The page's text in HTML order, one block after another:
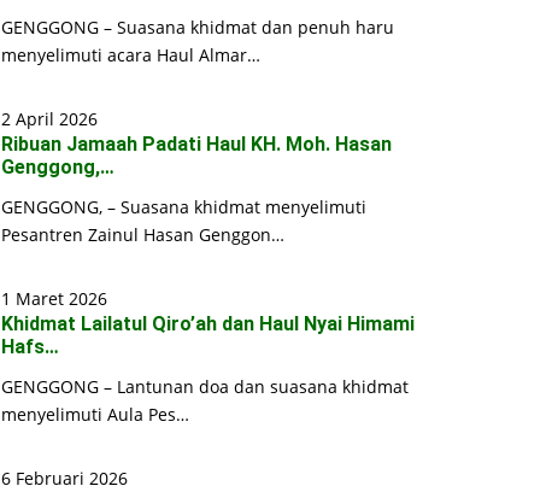
GENGGONG – Suasana khidmat dan penuh haru
menyelimuti acara Haul Almar…
2 April 2026
Ribuan Jamaah Padati Haul KH. Moh. Hasan
Genggong,…
GENGGONG, – Suasana khidmat menyelimuti
Pesantren Zainul Hasan Genggon…
1 Maret 2026
Khidmat Lailatul Qiro’ah dan Haul Nyai Himami
Hafs…
GENGGONG – Lantunan doa dan suasana khidmat
menyelimuti Aula Pes…
6 Februari 2026